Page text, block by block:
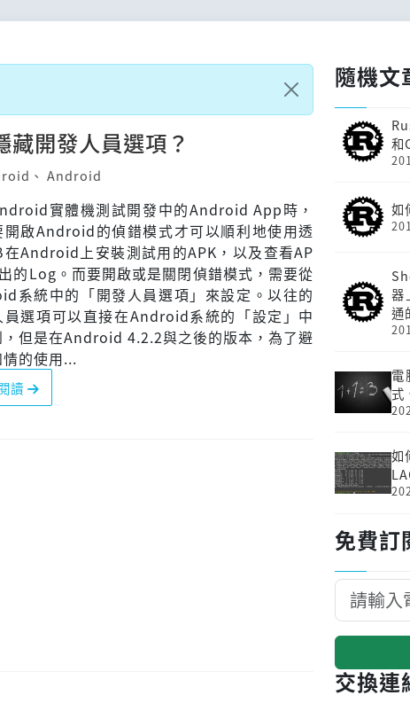
開發人員選項？
、 Android
實體機測試開發中的Android App時，
開啟Android的偵錯模式才可以順利地使用透
在Android上安裝測試用的APK，以及查看AP
的Log。而要開啟或是關閉偵錯模式，需要從
系統中的「開發人員選項」來設定。以往的
員選項可以直接在Android系統的「設定」中
，但是在Android 4.2.2與之後的版本，為了避
的使用...
讀
隨機文
和
如
器
通
電
式
如
免費訂
交換連